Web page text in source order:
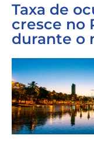
Taxa de
cresce no
durante o